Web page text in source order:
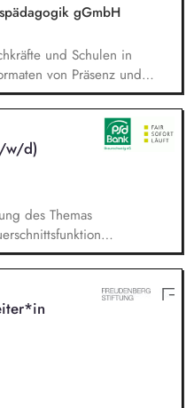
gGmbH
und Schulen in
von Präsenz und
Tagen und erstellst
Plattform schlau-lernen.org.
dabei auf den
und
w/d)
des Themas
für Vorstand,
Beratung und Unterstützung
und geschäftspolitischen
Leitung der
Umsetzung und
und aktive
zur nachhaltigen